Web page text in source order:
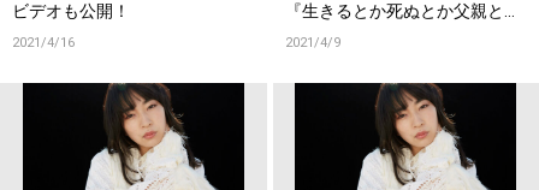
ビデオも公開！
2021/4/16
『生きるとか死ぬとか父親と
か』が4月9日より放送スター
2021/4/9